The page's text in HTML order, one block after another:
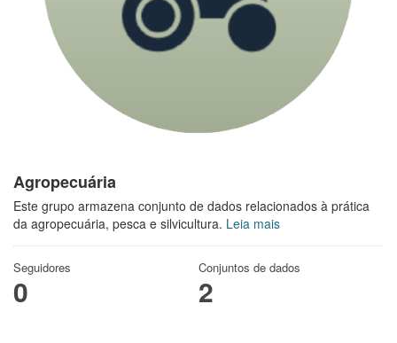
Agropecuária
Este grupo armazena conjunto de dados relacionados à prática
da agropecuária, pesca e silvicultura. Leia mais
Seguidores
0
Conjuntos de dados
2